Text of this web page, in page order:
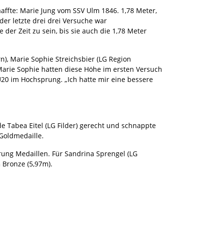
Marie Jung vom SSV Ulm 1846. 1,78 Meter,
letzte drei drei Versuche war
der Zeit zu sein, bis sie auch die 1,78 Meter
Marie Sophie Streichsbier (LG Region
Sophie hatten diese Höhe im ersten Versuch
im Hochsprung. „Ich hatte mir eine bessere
Tabea Eitel (LG Filder) gerecht und schnappte
Medaillen. Für Sandrina Sprengel (LG
(5,97m).